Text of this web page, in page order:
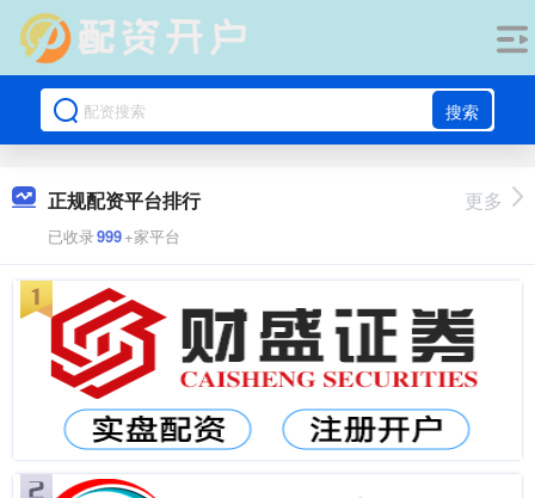
搜索
正规配资平台排行
已收录999+家平台
更多